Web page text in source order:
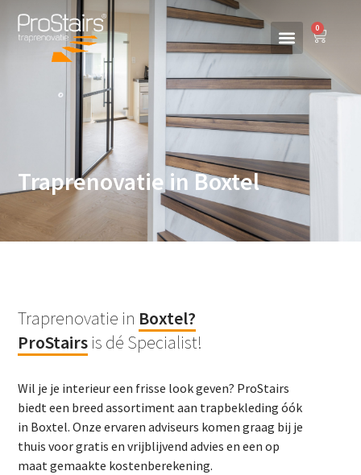
0
Traprenovatie in Boxtel
Traprenovatie in Boxtel?
ProStairs is dé Specialist!
Wil je je interieur een frisse look geven? ProStairs
biedt een breed assortiment aan trapbekleding óók
in Boxtel. Onze ervaren adviseurs komen graag bij je
thuis voor gratis en vrijblijvend advies en een op
maat gemaakte kostenberekening.